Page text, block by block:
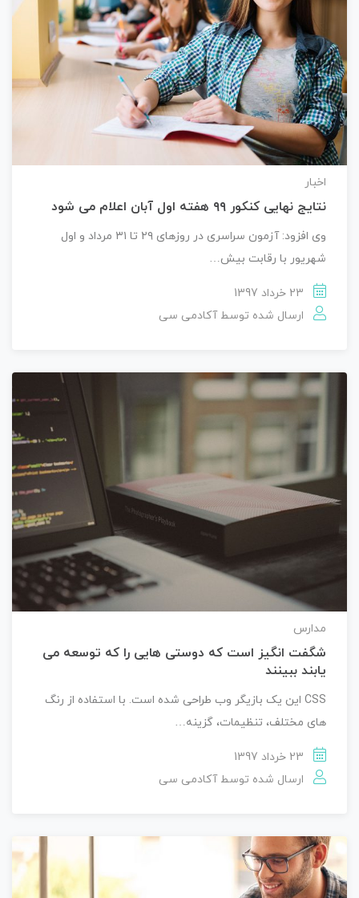
اخبار
نتایج نهایی کنکور ۹۹ هفته اول آبان اعلام می شود
وی افزود: آزمون سراسری در روزهای ۲۹ تا ۳۱ مرداد و اول
شهریور با رقابت بیش…
23 خرداد 1397
ارسال شده توسط آکادمی سی
مدارس
شگفت انگیز است که دوستی هایی را که توسعه می
یابند ببینند
CSS این یک بازیگر وب طراحی شده است. با استفاده از رنگ
های مختلف، تنظیمات، گزینه…
23 خرداد 1397
ارسال شده توسط آکادمی سی